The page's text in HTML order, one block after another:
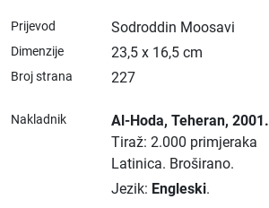
Prijevod Sodroddin Moosavi
Dimenzije 23,5 x 16,5 cm
Broj strana 227
Nakladnik Al-Hoda, Teheran, 2001.
Tiraž: 2.000 primjeraka
Latinica. Broširano.
Jezik: Engleski.